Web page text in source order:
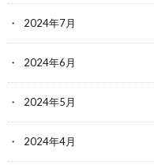
2024年7月
2024年6月
2024年5月
2024年4月